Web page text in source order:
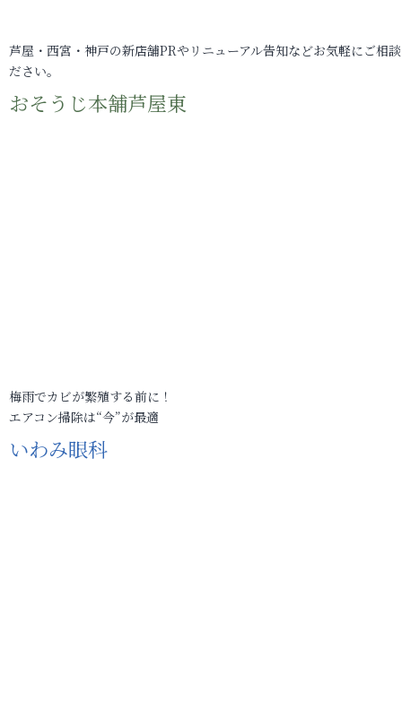
芦屋・西宮・神戸の新店舗PRやリニューアル告知などお気軽にご相
ださい。
おそうじ本舗芦屋東
梅雨でカビが繁殖する前に！
エアコン掃除は“今”が最適
いわみ眼科